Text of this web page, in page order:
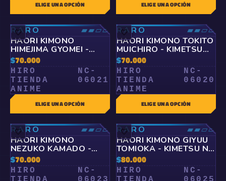
ELIGE UNA OPCIÓN ELIGE UNA OPCIÓN
🤍
RARO
▰▰▱▱
HAORI KIMONO
HIMEJIMA GYOMEI -
KIMETSU NO YAIBA
$70.000
HIRO
TIENDA
ANIME
NC-
06021
ELIGE UNA OPCIÓN
🤍
RARO
▰▰▱▱
HAORI KIMONO TOKITO
MUICHIRO - KIMETSU
NO YAIBA
$70.000
HIRO
TIENDA
ANIME
NC-
06020
ELIGE UNA OPCIÓN
🤍
RARO
▰▰▱▱
HAORI KIMONO
NEZUKO KAMADO -
KIMETSU NO YAIBA
$70.000
HIRO
NC-
🤍
RARO
▰▰▱▱
HAORI KIMONO GIYUU
TOMIOKA - KIMETSU NO
YAIBA
$80.000
HIRO
NC-